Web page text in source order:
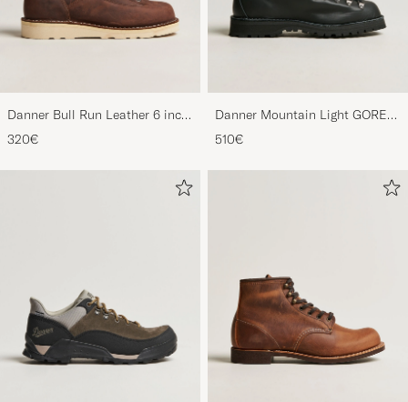
Danner Bull Run Leather 6 inch
Boot Brown
320€
Danner Mountain Light GORE-
TEX Boot Black
510€